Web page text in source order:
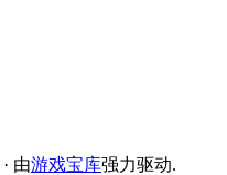
· 由游戏宝库强力驱动.